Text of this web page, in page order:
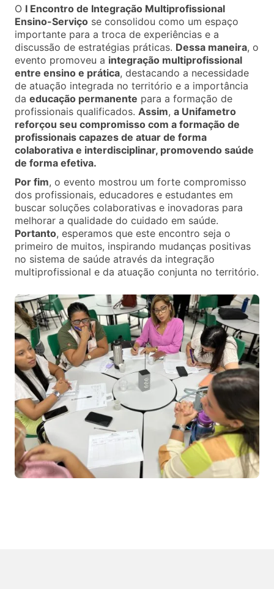
O I Encontro de Integração Multiprofissional
Ensino-Serviço se consolidou como um espaço
importante para a troca de experiências e a
discussão de estratégias práticas. Dessa maneira, o
evento promoveu a integração multiprofissional
entre ensino e prática, destacando a necessidade
de atuação integrada no território e a importância
da educação permanente para a formação de
profissionais qualificados. Assim, a Unifametro
reforçou seu compromisso com a formação de
profissionais capazes de atuar de forma
colaborativa e interdisciplinar, promovendo saúde
de forma efetiva.
Por fim, o evento mostrou um forte compromisso
dos profissionais, educadores e estudantes em
buscar soluções colaborativas e inovadoras para
melhorar a qualidade do cuidado em saúde.
Portanto, esperamos que este encontro seja o
primeiro de muitos, inspirando mudanças positivas
no sistema de saúde através da integração
multiprofissional e da atuação conjunta no território.